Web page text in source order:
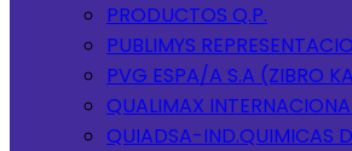
PRODUCTOS Q.P.
PUBLIMYS
PVG ESPA/A S.A (ZIBRO
QUALIMAX
QUIADSA-IND.QUIMICAS